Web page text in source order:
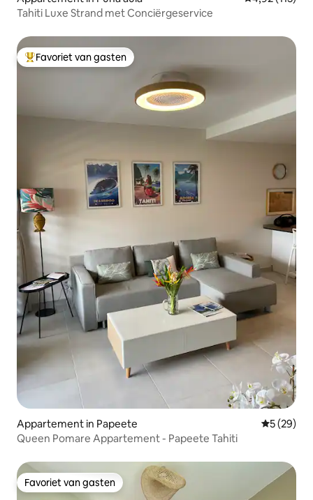
Tahiti Luxe Strand met Conciërgeservice
Topfavoriet van gasten
Favoriet van gasten
Appartement in Papeete
5 (29)
Queen Pomare Appartement - Papeete Tahiti
Favoriet van gasten
Favoriet van gasten